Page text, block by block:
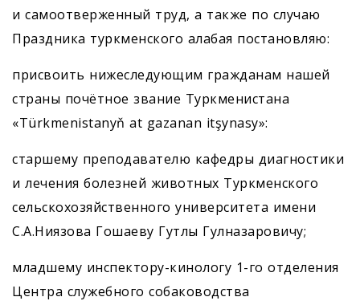
и самоотверженный труд, а также по случаю
Праздника туркменского алабая постановляю:
присвоить нижеследующим гражданам нашей
страны почётное звание Туркменистана
«Türkmenistanyň at gazanan itşynasy»:
старшему преподавателю кафедры диагностики
и лечения болезней животных Туркменского
сельскохозяйственного университета имени
С.А.Ниязова Гошаеву Гутлы ­Гулназаровичу;
младшему инспектору-кинологу 1-го отделения
Центра служебного собаководства